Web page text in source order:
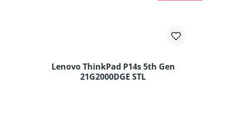
Lenovo ThinkPad P14s 5th Gen
21G2000DGE STL